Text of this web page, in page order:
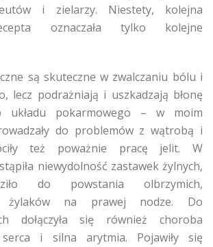
i zielarzy. Niestety, kolejna
oznaczała tylko kolejne
są skuteczne w zwalczaniu bólu i
lecz podrażniają i uszkadzają błonę
układu pokarmowego – w moim
do problemów z wątrobą i
też poważnie pracę jelit. W
niewydolność zastawek żylnych,
do powstania olbrzymich,
żylaków na prawej nodze. Do
dołączyła się również choroba
serca i silna arytmia. Pojawiły się